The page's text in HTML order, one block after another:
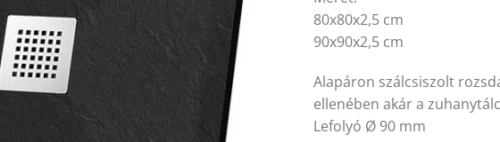
80x80x2,5 cm
90x90x2,5 cm
Alapáron szálcsiszolt
ellenében akár a
Lefolyó Ø 90 mm